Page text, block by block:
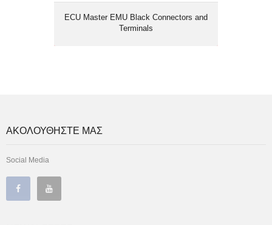
ECU Master EMU Black Connectors and
Terminals
ΑΚΟΛΟΥΘΗΣΤΕ ΜΑΣ
Social Media